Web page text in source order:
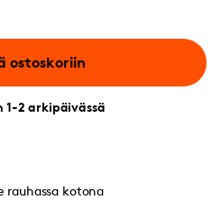
ostoskoriin
1-2 arkipäivässä
rauhassa kotona